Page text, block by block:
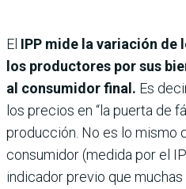
El IPP mide la variación de
los productores por sus
al consumidor final. Es
los precios en “la puerta de
producción. No es lo mismo
consumidor (medida por el
indicador previo que